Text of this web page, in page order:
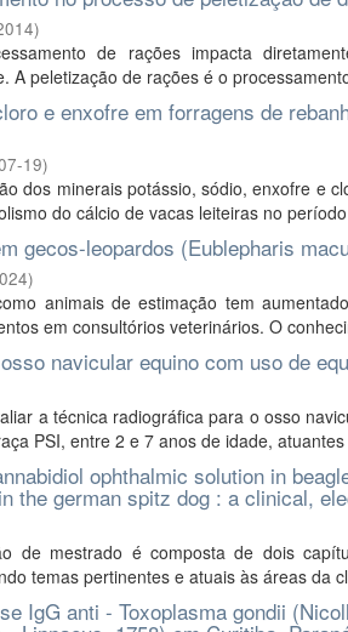
)
de rações impacta
A peletização de rações é o
e enxofre em forragens de
19)
dos minerais potássio, sódio, enxofre e
do cálcio de vacas leiteiras no
gecos-leopardos (Eublepharis
)
animais de estimação tem
em consultórios veterinários. O
navicular equino com uso de
a técnica radiográfica para o osso
PSI, entre 2 e 7 anos de idade,
ophthalmic solution in
the german spitz dog : a clinical,
de mestrado é composta de dois
temas pertinentes e atuais às áreas da
IgG anti - Toxoplasma gondii